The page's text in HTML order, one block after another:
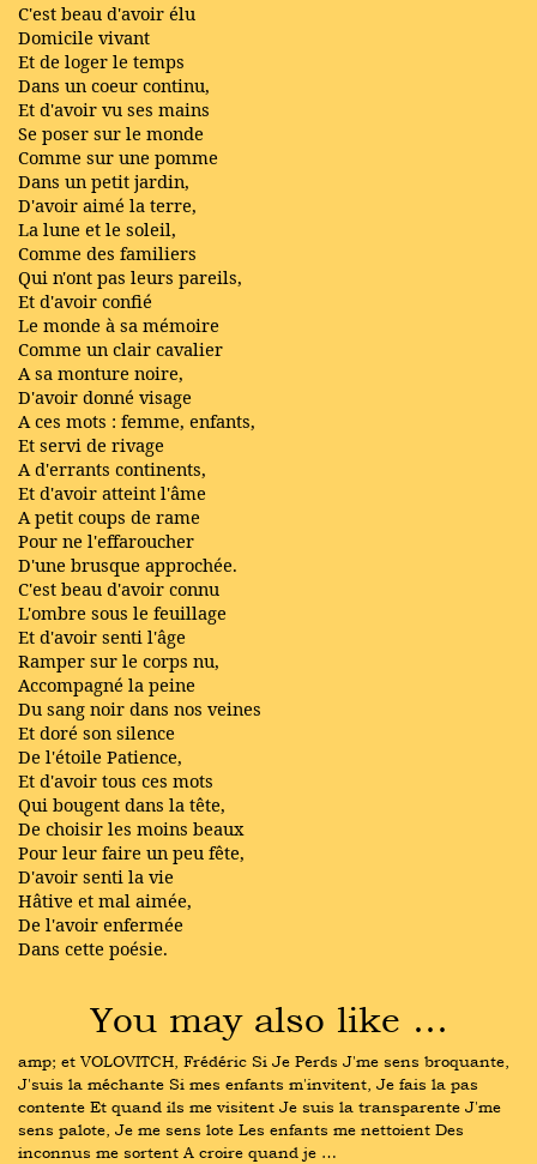
C'est beau d'avoir élu
Domicile vivant
Et de loger le temps
Dans un coeur continu,
Et d'avoir vu ses mains
Se poser sur le monde
Comme sur une pomme
Dans un petit jardin,
D'avoir aimé la terre,
La lune et le soleil,
Comme des familiers
Qui n'ont pas leurs pareils,
Et d'avoir confié
Le monde à sa mémoire
Comme un clair cavalier
A sa monture noire,
D'avoir donné visage
A ces mots : femme, enfants,
Et servi de rivage
A d'errants continents,
Et d'avoir atteint l'âme
A petit coups de rame
Pour ne l'effaroucher
D'une brusque approchée.
C'est beau d'avoir connu
L'ombre sous le feuillage
Et d'avoir senti l'âge
Ramper sur le corps nu,
Accompagné la peine
Du sang noir dans nos veines
Et doré son silence
De l'étoile Patience,
Et d'avoir tous ces mots
Qui bougent dans la tête,
De choisir les moins beaux
Pour leur faire un peu fête,
D'avoir senti la vie
Hâtive et mal aimée,
De l'avoir enfermée
Dans cette poésie.
You may also like …
amp; et VOLOVITCH, Frédéric Si Je Perds J'me sens broquante,
J'suis la méchante Si mes enfants m'invitent, Je fais la pas
contente Et quand ils me visitent Je suis la transparente J'me
sens palote, Je me sens lote Les enfants me nettoient Des
inconnus me sortent A croire quand je …